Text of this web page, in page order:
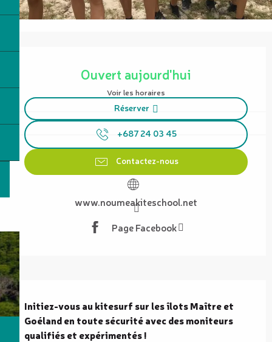
Ouverture et coordonnées
Ouvert aujourd'hui
Voir les horaires
Réserver
+687 24 03 45
Contactez-nous
www.noumeakiteschool.net
Page Facebook
Description
Initiez-vous au kitesurf sur les îlots Maître et
Goéland en toute sécurité avec des moniteurs
qualifiés et expérimentés !